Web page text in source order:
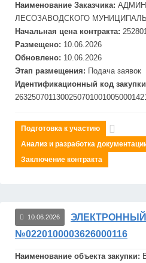
Наименование Заказчика:
ЛЕСОЗАВОДСКОГО
Начальная цена контракта:
Размещено: 10.06.2026
Обновлено: 10.06.2026
Этап размещения: Подача заявок
Идентификационный код
Подготовка к участию
Анализ и разработка
Заключение контракта
10.06.2026
№0220100003626000116
Наименование объекта закупки: